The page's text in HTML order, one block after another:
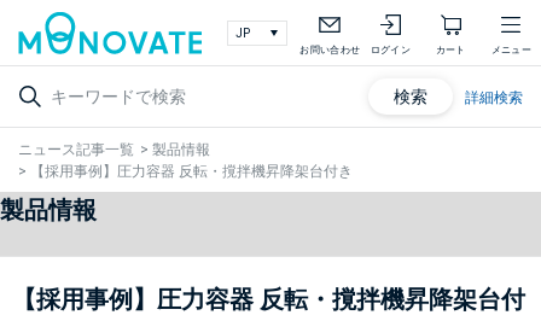
お問い合わせ ログイン カート メニュー
検索 詳細検索
ニュース記事一覧 > 製品情報
>
【採用事例】圧力容器 反転・撹拌機昇降架台付き
製品情報
【採用事例】圧力容器 反転・撹拌機昇降架台付